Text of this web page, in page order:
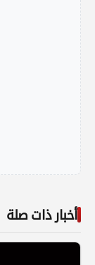
أخبار ذات صلة